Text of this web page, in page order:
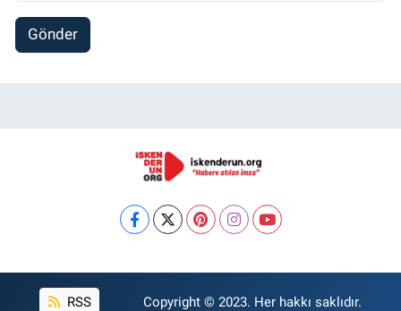
Gönder
RSS Copyright © 2023. Her hakkı saklıdır.